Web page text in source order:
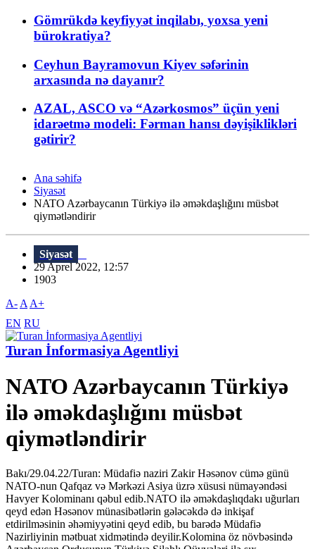
Gömrükdə keyfiyyət inqilabı, yoxsa yeni
bürokratiya?
Ceyhun Bayramovun Kiyev səfərinin
arxasında nə dayanır?
AZAL, ASCO və “Azərkosmos” üçün yeni
idarəetmə modeli: Fərman hansı dəyişiklikləri
gətirir?
Ana səhifə
Siyasət
NATO Azərbaycanın Türkiyə ilə əməkdaşlığını müsbət
qiymətləndirir
Siyasət
29 Aprel 2022, 12:57
1903
A- A A+
EN RU
Turan İnformasiya Agentliyi
NATO Azərbaycanın Türkiyə
ilə əməkdaşlığını müsbət
qiymətləndirir
Bakı/29.04.22/Turan: Müdafiə naziri Zakir Həsənov cümə günü
NATO-nun Qafqaz və Mərkəzi Asiya üzrə xüsusi nümayəndəsi
Havyer Kolominanı qəbul edib.NATO ilə əməkdaşlıqdakı uğurları
qeyd edən Həsənov münasibətlərin gələcəkdə də inkişaf
etdirilməsinin əhəmiyyətini qeyd edib, bu barədə Müdafiə
Nazirliyinin mətbuat xidmətində deyilir.Kolomina öz növbəsində